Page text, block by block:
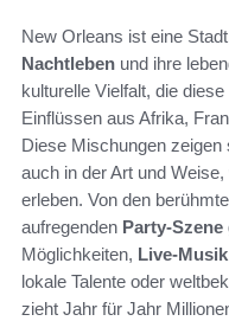
New Orleans ist eine
Nachtleben und ihre
kulturelle Vielfalt, die
Einflüssen aus Afrika,
Diese Mischungen
auch in der Art und
erleben. Von den
aufregenden Party-Szene
Möglichkeiten, Live-Musik
lokale Talente oder
zieht Jahr für Jahr